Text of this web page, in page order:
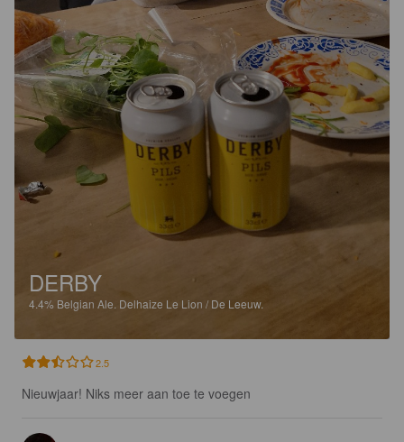
DERBY
4.4% Belgian Ale. Delhaize Le Lion / De Leeuw.
2.5
Nieuwjaar! Niks meer aan toe te voegen